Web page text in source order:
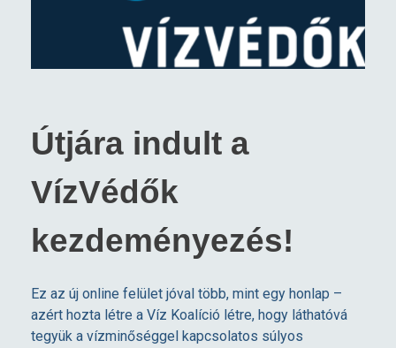
Útjára indult a
VízVédők
kezdeményezés!
Ez az új online felület jóval több, mint egy honlap –
azért hozta létre a Víz Koalíció létre, hogy láthatóvá
tegyük a vízminőséggel kapcsolatos súlyos